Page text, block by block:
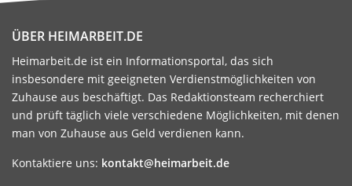
ÜBER HEIMARBEIT.DE
Heimarbeit.de ist ein Informationsportal, das sich
insbesondere mit geeigneten Verdienstmöglichkeiten von
Zuhause aus beschäftigt. Das Redaktionsteam recherchiert
und prüft täglich viele verschiedene Möglichkeiten, mit denen
man von Zuhause aus Geld verdienen kann.
Kontaktiere uns: kontakt@heimarbeit.de